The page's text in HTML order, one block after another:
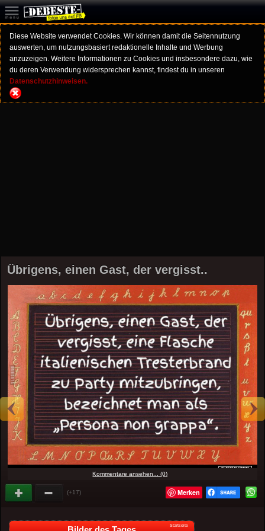
Diese Website verwendet Cookies. Wir können damit die Seitennutzung
auswerten, um nutzungsbasiert redaktionelle Inhalte und Werbung
anzuzeigen. Weitere Informationen zu Cookies und insbesondere dazu, wie
du deren Verwendung widersprechen kannst, findest du in unseren
Datenschutzhinweisen.
Übrigens, einen Gast, der vergisst..
Kommentare ansehen... (0)
(+17) Merken
Startseite